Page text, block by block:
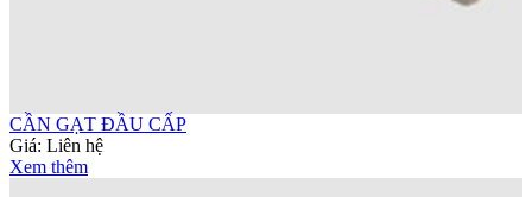
CẦN GẠT ĐẦU CẤP
Giá: Liên hệ
Xem thêm